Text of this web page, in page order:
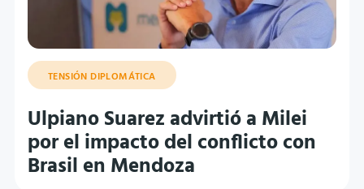
TENSIÓN DIPLOMÁTICA
Ulpiano Suarez advirtió a Milei
por el impacto del conflicto con
Brasil en Mendoza